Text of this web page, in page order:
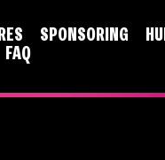
FAQ
SPONSORING